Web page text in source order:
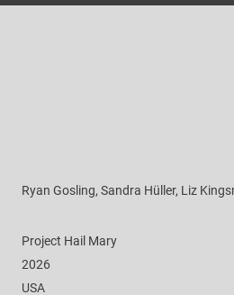
Ryan Gosling, Sandra Hüller, Liz
Project Hail Mary
2026
USA